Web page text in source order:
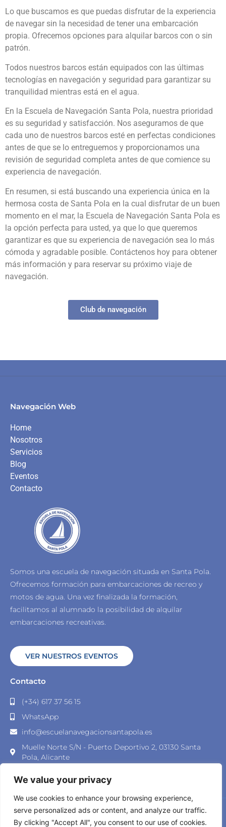
We value your privacy
We use cookies to enhance your browsing experience,
serve personalized ads or content, and analyze our traffic.
By clicking "Accept All", you consent to our use of cookies.
Lo que buscamos es que puedas disfrutar de la experiencia
de navegar sin la necesidad de tener una embarcación
propia. Ofrecemos opciones para alquilar barcos con o sin
patrón.
Todos nuestros barcos están equipados con las últimas
tecnologías en navegación y seguridad para garantizar su
tranquilidad mientras está en el agua.
En la Escuela de Navegación Santa Pola, nuestra prioridad
es su seguridad y satisfacción. Nos aseguramos de que
cada uno de nuestros barcos esté en perfectas condiciones
antes de que se lo entreguemos y proporcionamos una
revisión de seguridad completa antes de que comience su
experiencia de navegación.
En resumen, si está buscando una experiencia única en la
hermosa costa de Santa Pola en la cual disfrutar de un buen
momento en el mar, la Escuela de Navegación Santa Pola es
la opción perfecta para usted, ya que lo que queremos
garantizar es que su experiencia de navegación sea lo más
cómoda y agradable posible. Contáctenos hoy para obtener
más información y para reservar su próximo viaje de
navegación.
Club de navegación
Navegación Web
Home
Nosotros
Servicios
Blog
Eventos
Contacto
Somos una escuela de navegación situada en Santa Pola.
Ofrecemos formación para embarcaciones de recreo y
motos de agua. Una vez finalizada la formación,
facilitamos al alumnado la posibilidad de alquilar
embarcaciones recreativas.
VER NUESTROS EVENTOS
Contacto
(+34) 617 37 56 15
WhatsApp
info@escuelanavegacionsantapola.es
Muelle Norte S/N - Puerto Deportivo 2, 03130 Santa
Pola, Alicante
© 2023 Escuela Navegación Santa Pola – Desarrollado por
Lead-In Business|Política de Privacidad|Política de Cookies